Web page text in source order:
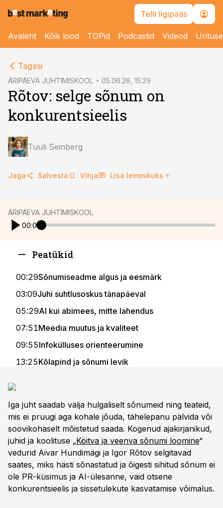
Telli ligipääs
Avaleht Kõik lood TOPid Podcastid Videod
Tagasi
ÄRIPÄEVA JUHTIMISKOOL 05.06.26, 15:29
Rõtov: selge sõnum on
konkurentsieelis
Tuuli Seinberg
Jaga Salvesta Vihja Lisa lemmikuks
ÄRIPÄEVA JUHTIMISKOOL
00:00
Peatükid
00:29Sõnumiseadme algus ja eesmärk
03:09Juhi suhtlusoskus tänapäeval
05:29AI kui abimees, mitte lahendus
07:51Meedia muutus ja kvaliteet
09:55Infokülluses orienteerumine
13:25Kõlapind ja sõnumi levik
22:59Pööratud püramiid
24:31Pealkiri loeb kõige rohkem
28:20AI abil parem pealkiri
28:55Sõnum ka laval
30:25Koolituse suurimad mured
Iga juht saadab välja hulgaliselt sõnumeid ning teateid,
mis ei pruugi aga kohale jõuda, tähelepanu pälvida või
soovikohaselt mõistetud saada. Kogenud ajakirjanikud,
juhid ja koolituse „Köitva ja veenva sõnumi loomine“
vedurid Aivar Hundimägi ja Igor Rõtov selgitavad
saates, miks hästi sõnastatud ja õigesti sihitud sõnum ei
ole PR-küsimus ja AI-ülesanne, vaid otsene
konkurentsieelis ja sissetulekute kasvatamise võimalus.